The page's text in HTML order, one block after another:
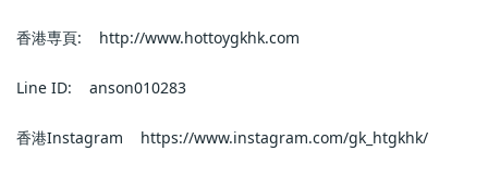
香港専頁:    http://www.hottoygkhk.com
Line ID:    anson010283
香港Instagram    https://www.instagram.com/gk_htgkhk/